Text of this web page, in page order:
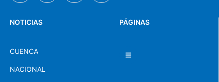
PÁGINAS
NOTICIAS
CUENCA
NACIONAL